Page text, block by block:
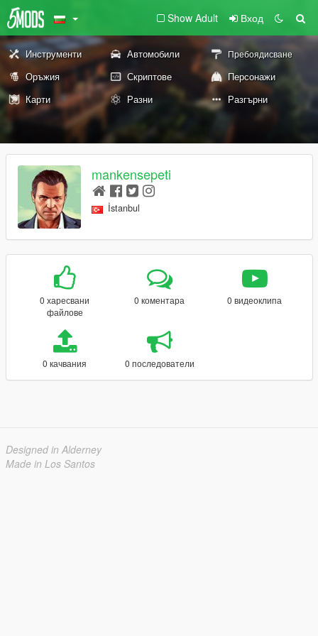
Show Adult Вход
Инструменти Автомобили Пребоядисване
Оръжия Скриптове
Персонажи
Карти
Разни Разгърни
mankensepeti
İstanbul
0 харесвани
файлове
0 коментара 0 видеоклипа
0 качвания 0 последователи
Designed in Alderney
Made in Los Santos